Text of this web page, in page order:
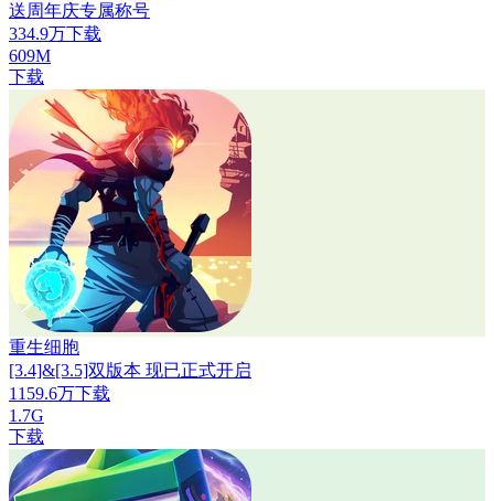
送周年庆专属称号
334.9万下载
609M
下载
重生细胞
[3.4]&[3.5]双版本 现已正式开启
1159.6万下载
1.7G
下载